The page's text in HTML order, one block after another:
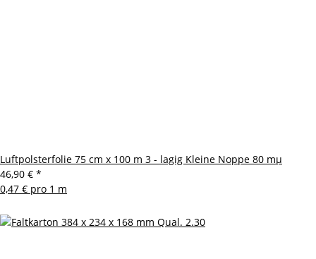
Luftpolsterfolie 75 cm x 100 m 3 - lagig Kleine Noppe 80 mµ
46,90 € *
0,47 € pro 1 m